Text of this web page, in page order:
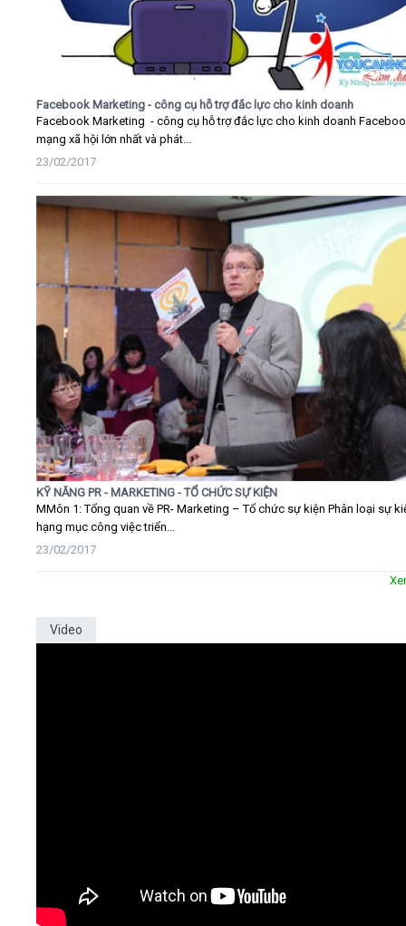
Facebook Marketing - công cụ hỗ trợ đắc lực cho kinh doanh
Facebook Marketing - công cụ hỗ trợ đắc lực cho kinh doanh
mạng xã hội lớn nhất và phát...
23/02/2017
KỸ NĂNG PR - MARKETING - TỔ CHỨC SỰ KIỆN
MMôn 1: Tổng quan về PR- Marketing – Tổ chức sự kiện Phân loại sự
hạng mục công việc triển...
23/02/2017
Video